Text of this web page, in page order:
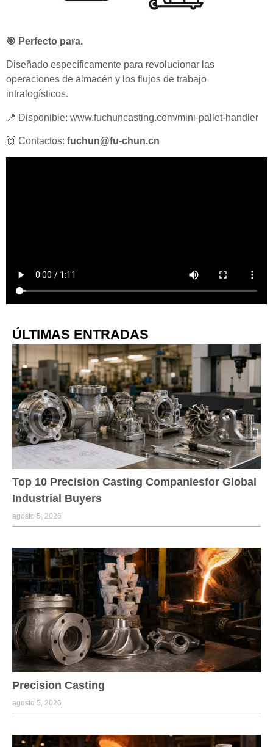
🎯 Perfecto para.
Diseñado específicamente para revolucionar las
operaciones de almacén y los flujos de trabajo
intralogísticos.
📍 Disponible: www.fuchuncasting.com/mini-pallet-handler
🙌 Contactos: fuchun@fu-chun.cn
ÚLTIMAS ENTRADAS
Top 10 Precision Casting Companiesfor Global
Industrial Buyers
agosto 5, 2026
Precision Casting
agosto 5, 2026